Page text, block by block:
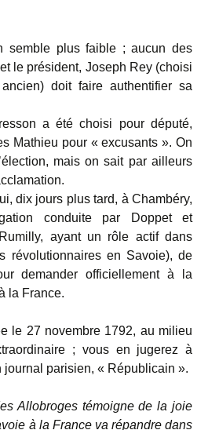
semble plus faible ; aucun des
le président, Joseph Rey (choisi
doit faire authentifier sa
a été choisi pour député,
Mathieu pour « excusants ». On
mais on sait par ailleurs
dix jours plus tard, à Chambéry,
conduite par Doppet et
ayant un rôle actif dans
révolutionnaires en Savoie), de
demander officiellement à la
la France.
le 27 novembre 1792, au milieu
; vous en jugerez à
journal parisien, « Républicain ».
Allobroges témoigne de la joie
à la France va répandre dans